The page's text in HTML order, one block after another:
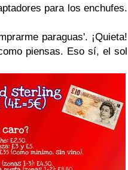
para los enchufes.
paraguas'. ¡Quieta!
piensas. Eso sí, el sol